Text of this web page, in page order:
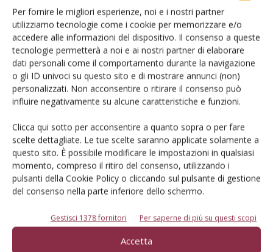
Per fornire le migliori esperienze, noi e i nostri partner
utilizziamo tecnologie come i cookie per memorizzare e/o
accedere alle informazioni del dispositivo. Il consenso a queste
tecnologie permetterà a noi e ai nostri partner di elaborare
dati personali come il comportamento durante la navigazione
o gli ID univoci su questo sito e di mostrare annunci (non)
personalizzati. Non acconsentire o ritirare il consenso può
influire negativamente su alcune caratteristiche e funzioni.
Clicca qui sotto per acconsentire a quanto sopra o per fare
scelte dettagliate. Le tue scelte saranno applicate solamente a
questo sito. È possibile modificare le impostazioni in qualsiasi
momento, compreso il ritiro del consenso, utilizzando i
pulsanti della Cookie Policy o cliccando sul pulsante di gestione
del consenso nella parte inferiore dello schermo.
Gestisci 1378 fornitori Per saperne di più su questi scopi
Accetta
L’Italia ha importato nel 2015 quasi 32.000 t di prodotto,
per un valore di circa 60 Ml €, contro gli oltre 95 del 2014
quando ne furono importate quasi 40.000 t. Il principale
Paese fornitore dell’Italia è la Spagna, con il 37%, seguito
dal Portogallo con il 22%, l’Albania con il 10% e la Grecia con
il 9%. Altri nuovi Paesi fornitori sono il Cile con il 3%
(produzione in contro stagione), la Macedonia e la Bulgaria
La castanicoltura da frutto può trovare nuovi impulsi
dall’aumento dei consumi grazie alle caratteristiche
nutritive del frutto, privo di glutine, rappresentando
dunque una valida alternativa per gli intolleranti al glutine.
Un secondo elemento di forza è la propensione del nostro
Paese alla trasformazione industriale di questo prodotto.
Farina, confetture, creme e marron glacé, i principali